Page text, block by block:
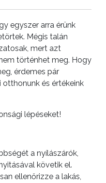
egyszer arra érünk
Mégis talán
mert azt
történhet meg. Hogy
érdemes pár
és értékeink
lépéseket!
a nyílászárók,
követik el.
ellenőrizze a lakás,